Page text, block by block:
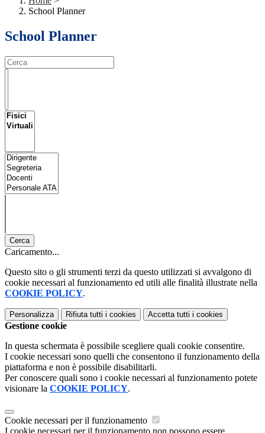
School Planner
School Planner
Cerca
Caricamento...
Questo sito o gli strumenti terzi da questo utilizzati si avvalgono di
cookie necessari al funzionamento ed utili alle finalità illustrate nella
COOKIE POLICY.
Personalizza Rifiuta tutti i cookies Accetta tutti i cookies
Gestione cookie
In questa schermata è possibile scegliere quali cookie consentire.
I cookie necessari sono quelli che consentono il funzionamento della
piattaforma e non è possibile disabilitarli.
Per conoscere quali sono i cookie necessari al funzionamento potete
visionare la COOKIE POLICY.
Cookie necessari per il funzionamento